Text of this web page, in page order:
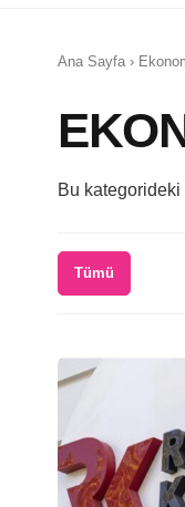
Ana Sayfa ›
Bu
Tümü